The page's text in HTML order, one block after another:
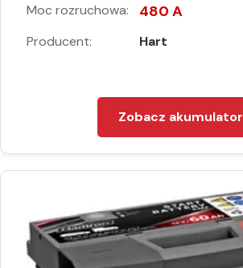
Moc rozruchowa: 480 A
Producent: Hart
Zobacz akumulator